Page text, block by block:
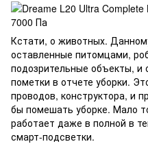
Кстати, о животных.
оставленные питомцами,
подозрительные объекты, и
пометки в отчете уборки.
проводов, конструктора, и
бы помешать уборке. Мало
работает даже в полной в
смарт-подсветки.